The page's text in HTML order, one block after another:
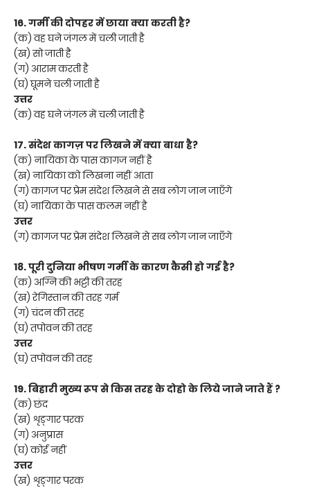
16. गर्मी की दोपहर में छाया क्या करती है?
(क) वह घने जंगल में चली जाती है
(ख) सो जाती है
(ग) आराम करती है
(घ) घूमने चली जाती है
उत्तर
(क) वह घने जंगल में चली जाती है
17. संदेश कागज़ पर लिखने में क्या बाधा है?
(क) नायिका के पास कागज नहीं है
(ख) नायिका को लिखना नहीं आता
(ग) कागज पर प्रेम संदेश लिखने से सब लोग जान जाएँगे
(घ) नायिका के पास कलम नहीं है
उत्तर
(ग) कागज पर प्रेम संदेश लिखने से सब लोग जान जाएँगे
18. पूरी दुनिया भीषण गर्मी के कारण कैसी हो गई है?
(क) अग्नि की भट्टी की तरह
(ख) रेगिस्तान की तरह गर्म
(ग) चंदन की तरह
(घ) तपोवन की तरह
उत्तर
(घ) तपोवन की तरह
19. बिहारी मुख्य रूप से किस तरह के दोहो के लिये जाने जाते हैं ?
(क) छंद
(ख) शृङ्गार परक
(ग) अनुप्रास
(घ) कोई नहीं
उत्तर
(ख) शृङ्गार परक